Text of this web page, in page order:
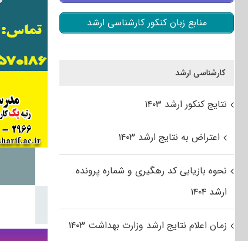
منابع زبان کنکور کارشناسی ارشد
کارشناسی ارشد
نتایج کنکور ارشد ۱۴۰۳
اعتراض به نتایج ارشد ۱۴۰۳
نحوه بازیابی کد رهگیری و شماره پرونده
ارشد ۱۴۰۴
زمان اعلام نتایج ارشد وزارت بهداشت ۱۴۰۳